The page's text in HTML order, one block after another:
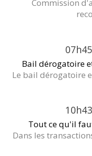
Commission
07h45
Bail dérogatoire
Le bail dérogatoire
10h43
Tout ce qu'il
Dans les